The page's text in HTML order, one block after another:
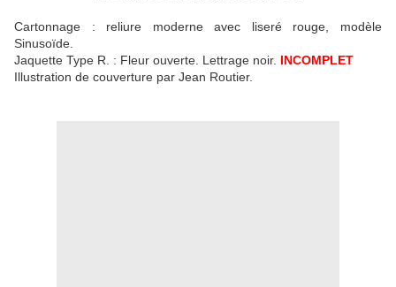
Cartonnage : reliure moderne avec liseré rouge, modèle
Sinusoïde.
Jaquette Type R. : Fleur ouverte. Lettrage noir. INCOMPLET
Illustration de couverture par Jean Routier.